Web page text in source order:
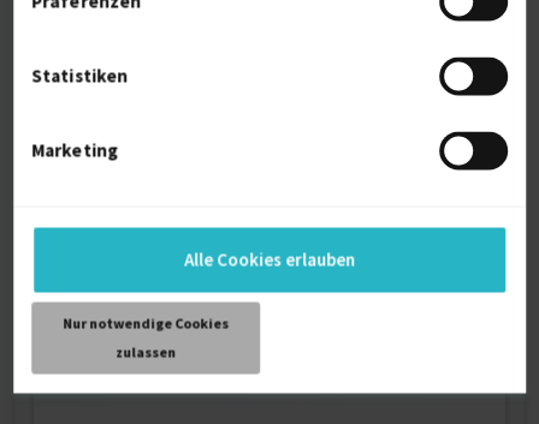
Statistiken
Marketing
Alle Cookies erlauben
Nur notwendige Cookies
zulassen
MCP
Computerwesen